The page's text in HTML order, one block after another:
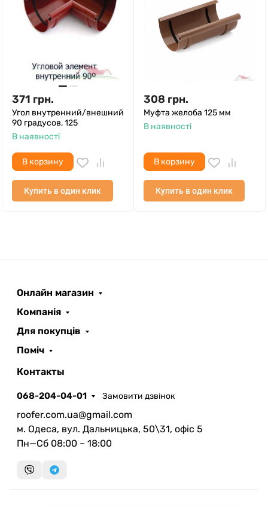
371 грн.
Угол внутренний/внешний
90 градусов, 125
В наявності
В корзину
Купить в один клик
308 грн.
Муфта желоба 125 мм
В наявності
В корзину
Купить в один клик
Онлайн магазин
Компанія
Для покупців
Поміч
Контакты
068-204-04-01 Замовити дзвінок
roofer.com.ua@gmail.com
м. Одеса, вул. Дальницька, 50\31, офіс 5
Пн—Сб 08:00 – 18:00
AI помічник
Запланувати дзвінок
Швидка консультація